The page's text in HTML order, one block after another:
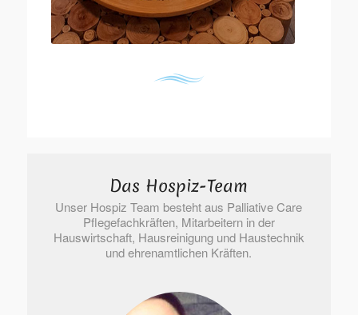
Das Hospiz-Team
Unser Hospiz Team besteht aus Palliative Care
Pflegefachkräften, Mitarbeitern in der
Hauswirtschaft, Hausreinigung und Haustechnik
und ehrenamtlichen Kräften.